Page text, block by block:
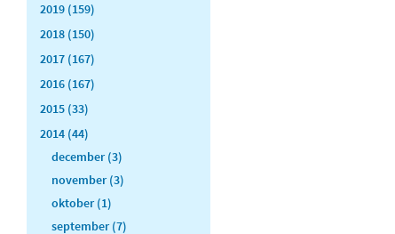
2019 (159)
2018 (150)
2017 (167)
2016 (167)
2015 (33)
2014 (44)
december (3)
november (3)
oktober (1)
september (7)